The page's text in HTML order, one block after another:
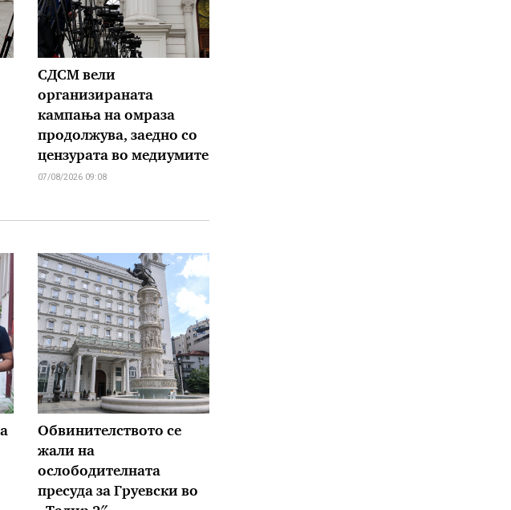
СДСМ вели
организираната
кампања на омраза
продолжува, заедно со
цензурата во медиумите
07/08/2026 09:08
Обвинителството се
жали на
ослободителната
пресуда за Груевски во